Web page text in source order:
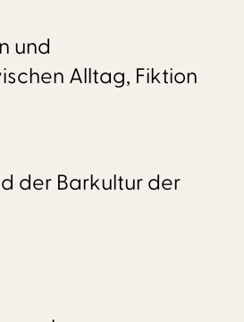
und
Alltag, Fiktion
der Barkultur der